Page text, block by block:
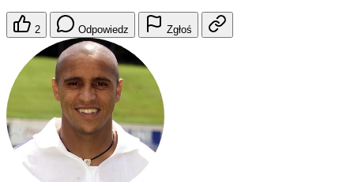
2 Odpowiedz Zgłoś